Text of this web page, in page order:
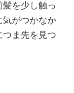
を少し触っ
気がつかなか
つま先を見つ